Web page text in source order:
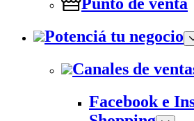
Punto de venta
Potenciá tu negocio
Canales de
Facebook e